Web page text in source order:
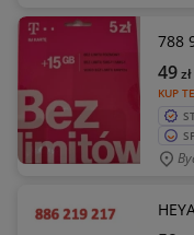
788
KUP
49zł